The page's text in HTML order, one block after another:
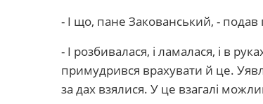
- І що, пане Закованський, -
- І розбивалася, і ламалася, і в
примудрився врахувати й це.
за дах взялися. У це взагалі